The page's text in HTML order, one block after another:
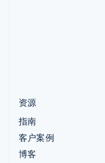
资源
指南
客户案例
博客